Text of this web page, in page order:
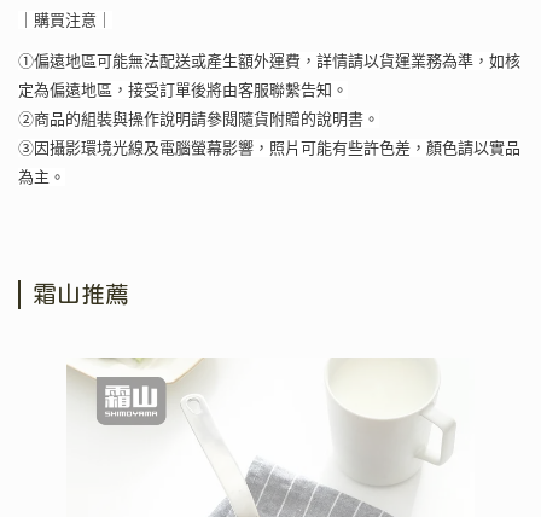
｜購買注意｜
①偏遠地區可能無法配送或產生額外運費，詳情請以貨運業務為準，如核
定為偏遠地區，接受訂單後將由客服聯繫告知。
②商品的組裝與操作說明請參閱隨貨附贈的說明書。
③因攝影環境光線及電腦螢幕影響，照片可能有些許色差，顏色請以實品
為主。
霜山推薦